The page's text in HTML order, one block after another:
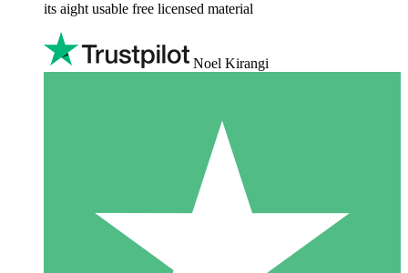
its aight usable free licensed material
Noel Kirangi